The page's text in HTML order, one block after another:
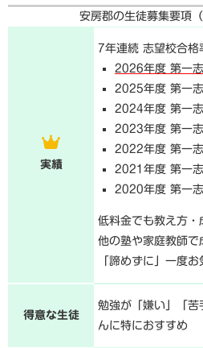
安房郡の生徒募集要項（
実績
7年連続 志望校合
2026年度 第一
2025年度 第一
2024年度 第一
2023年度 第一
2022年度 第一
2021年度 第一
2020年度 第一
低料金でも教え方・
他の塾や家庭教師で
「諦めずに」一度
得意な生徒
勉強が「嫌い」「苦
んに特におすすめ